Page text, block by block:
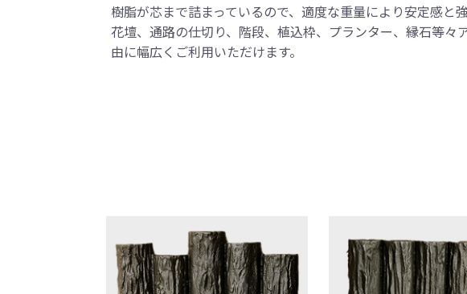
樹脂が芯まで詰まっているので、適度な重量により安定感と強
花壇、通路の仕切り、階段、植込枠、プランター、縁石等々
由に幅広くご利用いただけます。